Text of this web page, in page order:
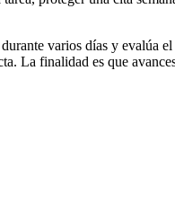
varios días y evalúa
La finalidad es que